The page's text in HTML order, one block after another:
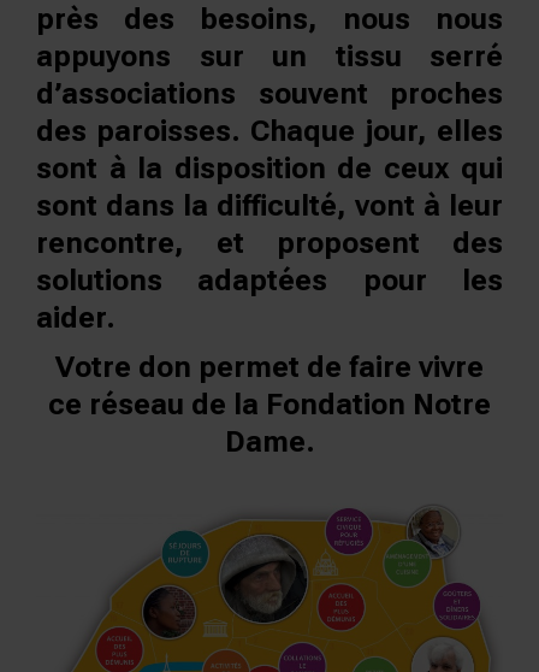
près des besoins, nous nous
appuyons sur un tissu serré
d’associations souvent proches
des paroisses. Chaque jour, elles
sont à la disposition de ceux qui
sont dans la difficulté, vont à leur
rencontre, et proposent des
solutions adaptées pour les
aider.
Votre don permet de faire vivre
ce réseau de la Fondation Notre
Dame.